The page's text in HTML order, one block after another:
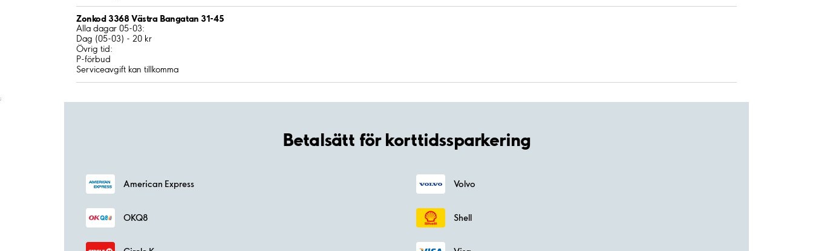
Zonkod 3368 Västra Bangatan 31-45
Alla dagar 05-03:
Dag (05-03) - 20 kr
Övrig tid:
P-förbud
Serviceavgift kan tillkomma
;
Betalsätt för korttidssparkering
American Express Volvo
OKQ8 Shell